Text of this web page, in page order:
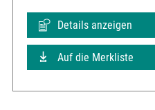
Details anzeigen
Auf die Merkliste